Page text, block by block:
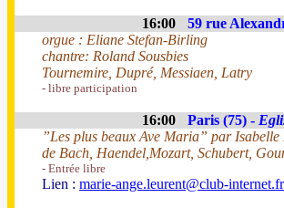
16:00
59 rue
orgue : Eliane Stefan-Birling
chantre: Roland Sousbies
Tournemire, Dupré, Messiaen, Latry
- libre participation
16:00 Paris (75) -
”Les plus beaux Ave Maria” par
de Bach, Haendel,Mozart, Schubert,
- Entrée libre
Lien : marie-ange.leurent@club-internet.fr